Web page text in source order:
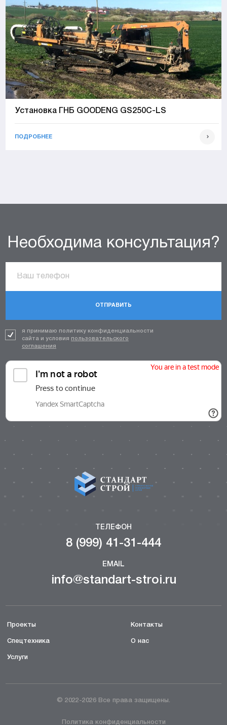
Установка ГНБ GOODENG GS250C-LS
ПОДРОБНЕЕ
Необходима консультация?
ОТПРАВИТЬ
я принимаю политику конфиденциальности
сайта и условия пользовательского
соглашения
ТЕЛЕФОН
8 (999) 41-31-444
EMAIL
info@standart-stroi.ru
Проекты
Спецтехника
Услуги
Контакты
О нас
© 2022-2026 Все права защищены.
Политика конфиденциальности